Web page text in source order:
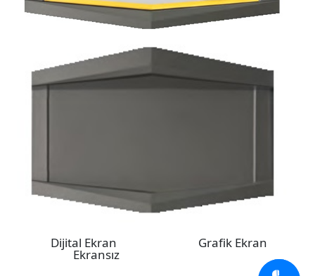
Dijital Ekran Grafik Ekran
Ekransız